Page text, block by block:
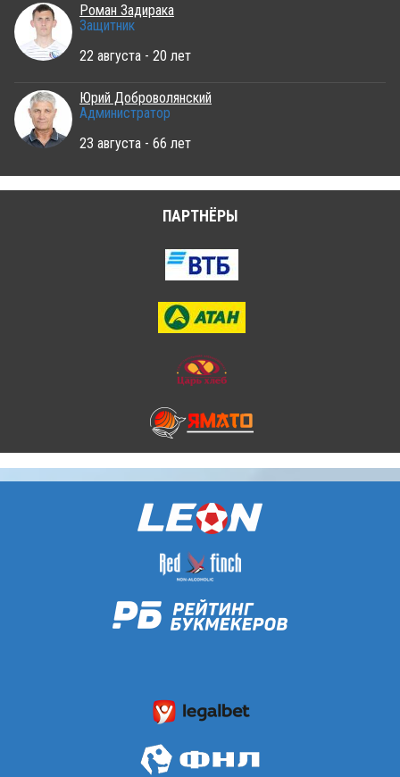
Роман Задирака
Защитник
22 августа - 20 лет
Юрий Доброволянский
Администратор
23 августа - 66 лет
ПАРТНЁРЫ